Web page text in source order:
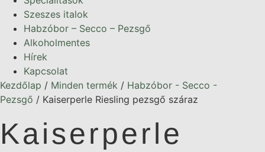
Szeszes italok
Habzóbor – Secco – Pezsgő
Alkoholmentes
Hírek
Kapcsolat
Kezdőlap / Minden termék / Habzóbor - Secco -
Pezsgő / Kaiserperle Riesling pezsgő száraz
Kaiserperle